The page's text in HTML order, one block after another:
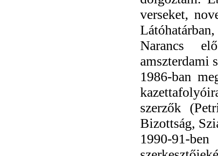
verseket,
Narancs
amszterdami
1986-ban
szerzők
Bizottság,
1990-91-